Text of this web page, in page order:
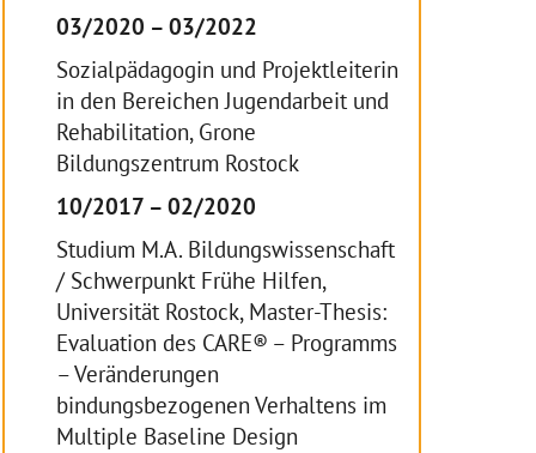
03/2020 – 03/2022
Sozialpädagogin und Projektleiterin
in den Bereichen Jugendarbeit und
Rehabilitation, Grone
Bildungszentrum Rostock
10/2017 – 02/2020
Studium M.A. Bildungswissenschaft
/ Schwerpunkt Frühe Hilfen,
Universität Rostock, Master-Thesis:
Evaluation des CARE® – Programms
– Veränderungen
bindungsbezogenen Verhaltens im
Multiple Baseline Design